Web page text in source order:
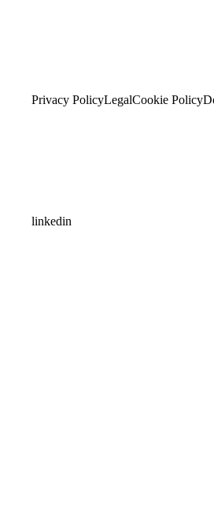
Privacy PolicyLegalCookie Policy
linkedin